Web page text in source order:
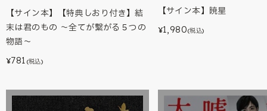
【サイン本】【特典しおり付き】結
末は君のもの ～全てが繋がる５つの
物語～
¥781 (税込)
【サイン本】暁星
¥1,980(税込)